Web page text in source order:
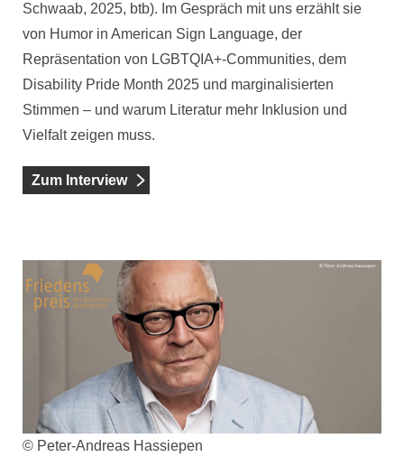
Schwaab, 2025, btb). Im Gespräch mit uns erzählt sie
von Humor in American Sign Language, der
Repräsentation von LGBTQIA+-Communities, dem
Disability Pride Month 2025 und marginalisierten
Stimmen – und warum Literatur mehr Inklusion und
Vielfalt zeigen muss.
Zum Interview
© Peter-Andreas Hassiepen